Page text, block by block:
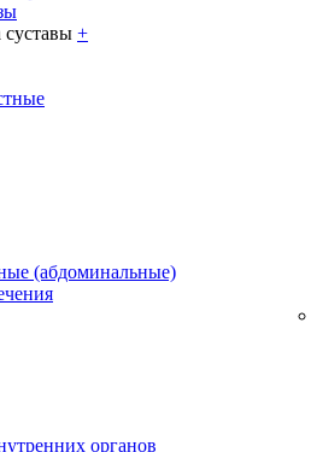
+
(абдоминальные)
органов